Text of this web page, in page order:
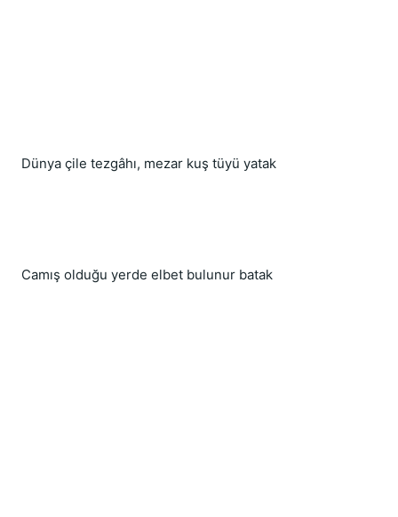
Dünya çile tezgâhı, mezar kuş tüyü yatak
Camış olduğu yerde elbet bulunur batak